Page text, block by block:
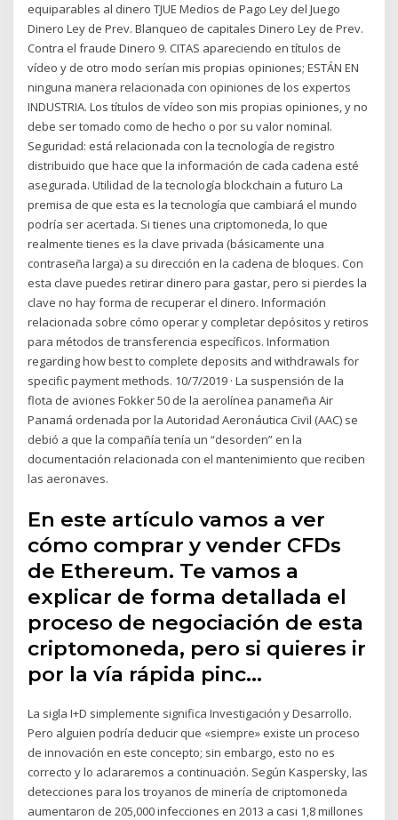
equiparables al dinero TJUE Medios de Pago Ley del Juego
Dinero Ley de Prev. Blanqueo de capitales Dinero Ley de Prev.
Contra el fraude Dinero 9. CITAS apareciendo en títulos de
vídeo y de otro modo serían mis propias opiniones; ESTÁN EN
ninguna manera relacionada con opiniones de los expertos
INDUSTRIA. Los títulos de vídeo son mis propias opiniones, y no
debe ser tomado como de hecho o por su valor nominal.
Seguridad: está relacionada con la tecnología de registro
distribuido que hace que la información de cada cadena esté
asegurada. Utilidad de la tecnología blockchain a futuro La
premisa de que esta es la tecnología que cambiará el mundo
podría ser acertada. Si tienes una criptomoneda, lo que
realmente tienes es la clave privada (básicamente una
contraseña larga) a su dirección en la cadena de bloques. Con
esta clave puedes retirar dinero para gastar, pero si pierdes la
clave no hay forma de recuperar el dinero. Información
relacionada sobre cómo operar y completar depósitos y retiros
para métodos de transferencia específicos. Information
regarding how best to complete deposits and withdrawals for
specific payment methods. 10/7/2019 · La suspensión de la
flota de aviones Fokker 50 de la aerolínea panameña Air
Panamá ordenada por la Autoridad Aeronáutica Civil (AAC) se
debió a que la compañía tenía un “desorden” en la
documentación relacionada con el mantenimiento que reciben
las aeronaves.
En este artículo vamos a ver
cómo comprar y vender CFDs
de Ethereum. Te vamos a
explicar de forma detallada el
proceso de negociación de esta
criptomoneda, pero si quieres ir
por la vía rápida pinc…
La sigla I+D simplemente significa Investigación y Desarrollo.
Pero alguien podría deducir que «siempre» existe un proceso
de innovación en este concepto; sin embargo, esto no es
correcto y lo aclararemos a continuación. Según Kaspersky, las
detecciones para los troyanos de minería de criptomoneda
aumentaron de 205,000 infecciones en 2013 a casi 1,8 millones